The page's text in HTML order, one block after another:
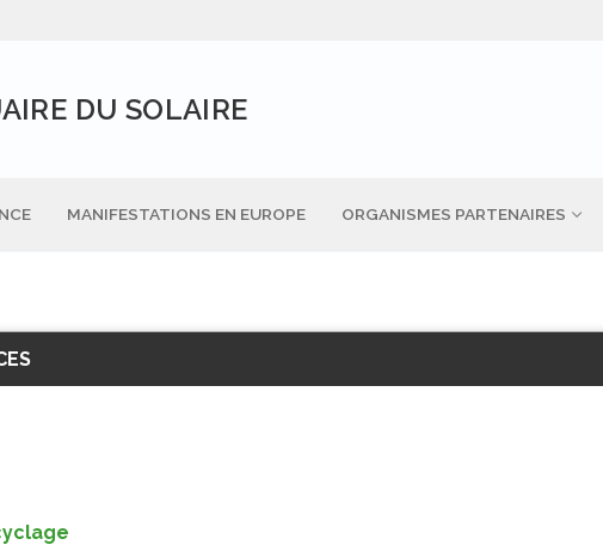
DU SOLAIRE
MANIFESTATIONS EN EUROPE ORGANISMES PARTENAIRES